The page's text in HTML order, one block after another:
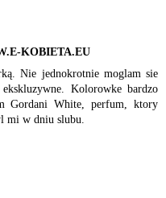
KOBIETA.EU
Nie jednokrotnie moglam sie
Kolorowke bardzo
Gordani White, perfum, ktory
mi w dniu slubu.